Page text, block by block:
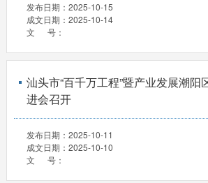
发布日期： 2025-10-15
成文日期： 2025-10-14
文 号：
汕头市“百千万工程”暨产业发展潮阳
进会召开
发布日期： 2025-10-11
成文日期： 2025-10-10
文 号：